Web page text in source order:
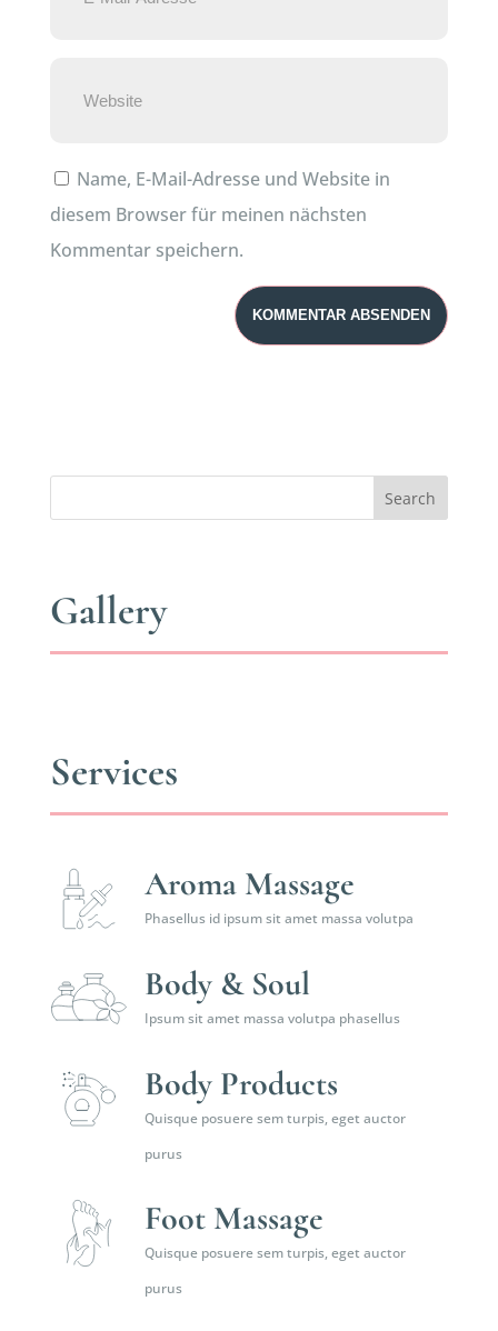
Name, E-Mail-Adresse und Website in
diesem Browser für meinen nächsten
Kommentar speichern.
Search
Gallery
Services
Aroma Massage
Phasellus id ipsum sit amet massa volutpa
Body & Soul
Ipsum sit amet massa volutpa phasellus
Body Products
Quisque posuere sem turpis, eget auctor
purus
Foot Massage
Quisque posuere sem turpis, eget auctor
purus